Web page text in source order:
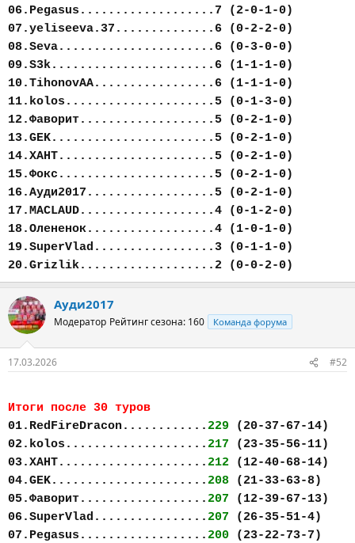
06.Pegasus...................7 (2-0-1-0)
07.yeliseeva.37..............6 (0-2-2-0)
08.Seva......................6 (0-3-0-0)
09.S3k.......................6 (1-1-1-0)
10.TihonovAA.................6 (1-1-1-0)
11.kolos.....................5 (0-1-3-0)
12.Фаворит...................5 (0-2-1-0)
13.GEK.......................5 (0-2-1-0)
14.ХАНТ......................5 (0-2-1-0)
15.Фокс......................5 (0-2-1-0)
16.Ауди2017..................5 (0-2-1-0)
17.MACLAUD...................4 (0-1-2-0)
18.Олененок..................4 (1-0-1-0)
19.SuperVlad.................3 (0-1-1-0)
20.Grizlik...................2 (0-0-2-0)
Ауди2017
Модератор Рейтинг сезона: 160 Команда форума
17.03.2026 #52
Итоги после 30 туров
01.RedFireDracon............229 (20-37-67-14)
02.kolos....................217 (23-35-56-11)
03.ХАНТ.....................212 (12-40-68-14)
04.GEK......................208 (21-33-63-8)
05.Фаворит..................207 (12-39-67-13)
06.SuperVlad................207 (26-35-51-4)
07.Pegasus..................200 (23-22-73-7)